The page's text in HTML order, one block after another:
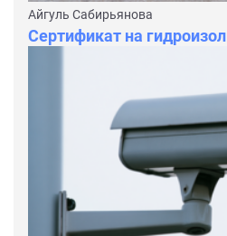
Айгуль Сабирьянова
Сертификат на гидроизол